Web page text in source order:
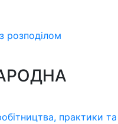
розподілoм
практики та